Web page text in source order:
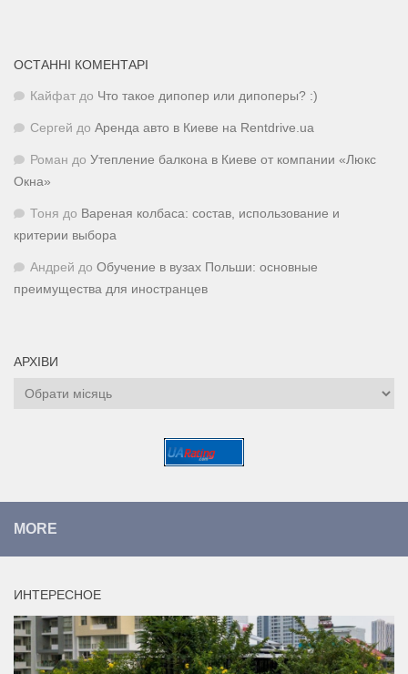
ОСТАННІ КОМЕНТАРІ
Кайфат до Что такое дипопер или дипоперы? :)
Сергей до Аренда авто в Киеве на Rentdrive.ua
Роман до Утепление балкона в Киеве от компании «Люкс
Окна»
Тоня до Вареная колбаса: состав, использование и
критерии выбора
Андрей до Обучение в вузах Польши: основные
преимущества для иностранцев
АРХІВИ
Архіви
MORE
ИНТЕРЕСНОЕ